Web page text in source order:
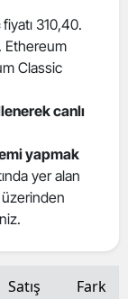
fiyatı 310,40.
Ethereum
Classic
canlı
yapmak
yer alan
üzerinden
Satış Fark